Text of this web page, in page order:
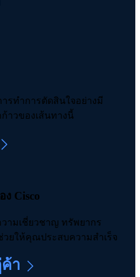
รทำการตัดสินใจอย่างมี
าวของเส้นทางนี้
Cisco
ามเชี่ยวชาญ ทรัพยากร
ยให้คุณประสบความสำเร็จ
า